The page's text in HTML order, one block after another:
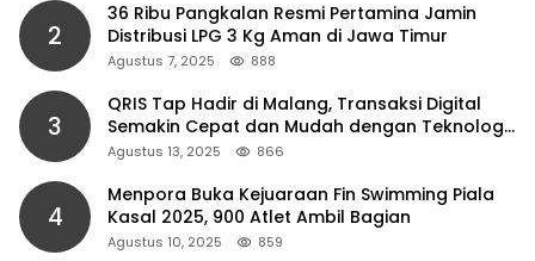
2
36 Ribu Pangkalan Resmi Pertamina Jamin
Distribusi LPG 3 Kg Aman di Jawa Timur
Agustus 7, 2025 888
3
QRIS Tap Hadir di Malang, Transaksi Digital
Semakin Cepat dan Mudah dengan Teknologi
NFC
Agustus 13, 2025 866
4
Menpora Buka Kejuaraan Fin Swimming Piala
Kasal 2025, 900 Atlet Ambil Bagian
Agustus 10, 2025 859